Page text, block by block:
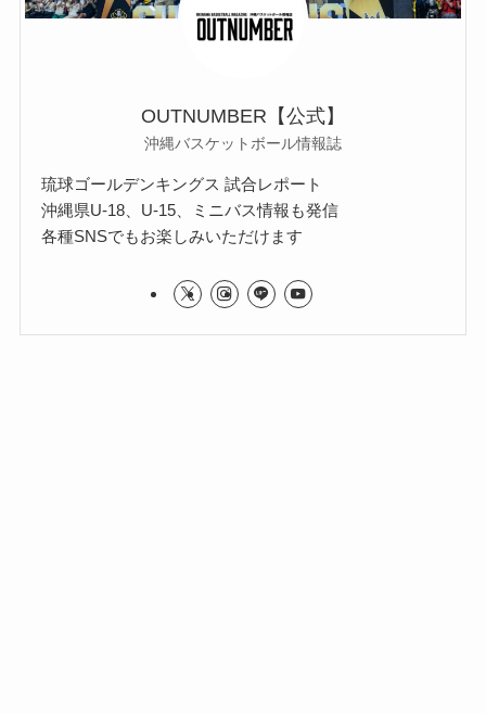
OUTNUMBER【公式】
沖縄バスケットボール情報誌
琉球ゴールデンキングス 試合レポート
沖縄県U-18、U-15、ミニバス情報も発信
各種SNSでもお楽しみいただけます